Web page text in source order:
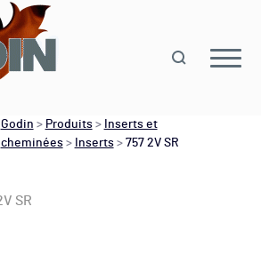
Godin > Produits> Inserts et
cheminées> Inserts> 757 2V SR
SR